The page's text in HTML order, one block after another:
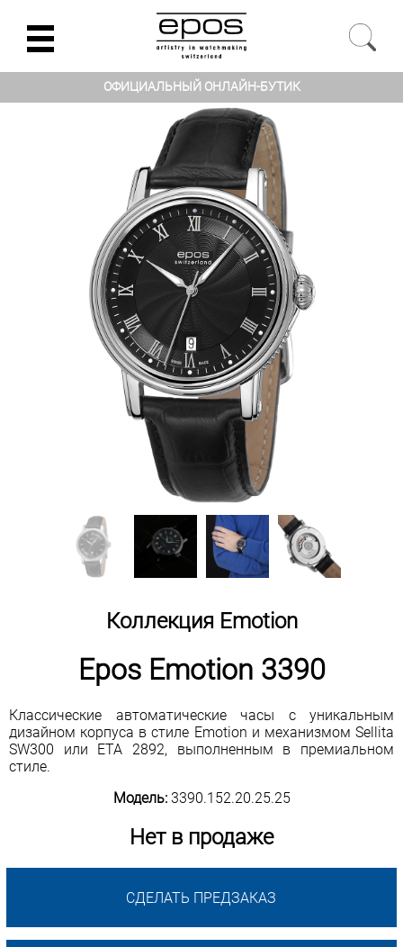
ОФИЦИАЛЬНЫЙ ОНЛАЙН-БУТИК
Коллекция Emotion
Epos Emotion 3390
Классические автоматические часы с уникальным
дизайном корпуса в стиле Emotion и механизмом Sellita
SW300 или ETA 2892, выполненным в премиальном
стиле.
Модель:3390.152.20.25.25
Нет в продаже
СДЕЛАТЬ ПРЕДЗАКАЗ